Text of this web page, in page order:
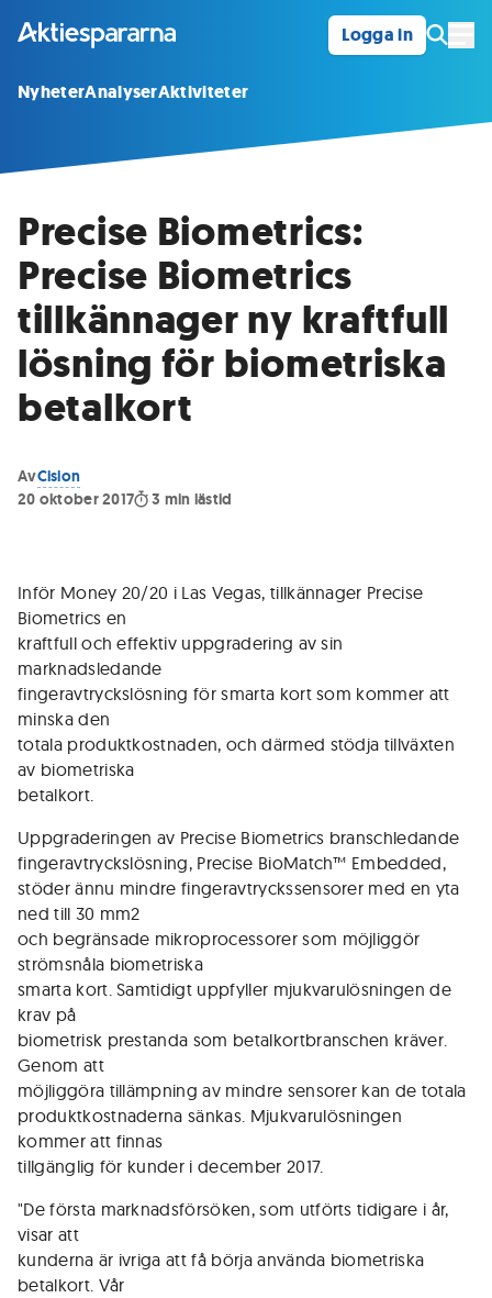
Logga in
NyheterAnalyserAktiviteter
Precise Biometrics:
Precise Biometrics
tillkännager ny kraftfull
lösning för biometriska
betalkort
AvCision
20 oktober 2017
3 min lästid
Inför Money 20/20 i Las Vegas, tillkännager Precise
Biometrics en
kraftfull och effektiv uppgradering av sin
marknadsledande
fingeravtryckslösning för smarta kort som kommer att
minska den
totala produktkostnaden, och därmed stödja tillväxten
av biometriska
betalkort.
Uppgraderingen av Precise Biometrics branschledande
fingeravtryckslösning, Precise BioMatch™ Embedded,
stöder ännu mindre fingeravtryckssensorer med en yta
ned till 30 mm2
och begränsade mikroprocessorer som möjliggör
strömsnåla biometriska
smarta kort. Samtidigt uppfyller mjukvarulösningen de
krav på
biometrisk prestanda som betalkortbranschen kräver.
Genom att
möjliggöra tillämpning av mindre sensorer kan de totala
produktkostnaderna sänkas. Mjukvarulösningen
kommer att finnas
tillgänglig för kunder i december 2017.
"De första marknadsförsöken, som utförts tidigare i år,
visar att
kunderna är ivriga att få börja använda biometriska
betalkort. Vår